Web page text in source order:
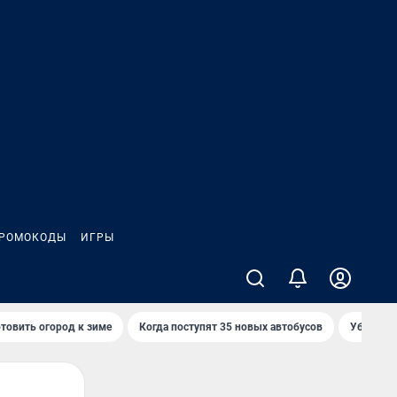
ИГРЫ
огород к зиме Когда поступят 35 новых автобусов Убийца